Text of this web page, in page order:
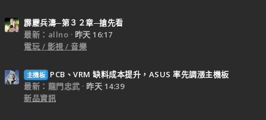
霹靂兵濤─第３２章─搶先看
最新：allno
昨天 16:17
電玩 / 影視 / 音樂
主機板
PCB、VRM 缺料成本提升，ASUS 率先調漲主機板
最新：龍門忠武
昨天 14:39
新品資訊